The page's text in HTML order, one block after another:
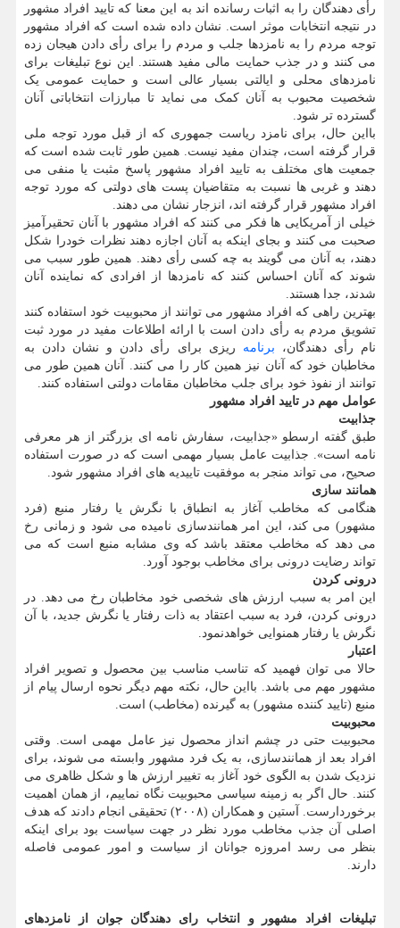
رأی دهندگان را به اثبات رسانده اند به این معنا که تایید افراد مشهور
در نتیجه انتخابات موثر است. نشان داده شده است که افراد مشهور
توجه مردم را به نامزدها جلب و مردم را برای رأی دادن هیجان زده
می کنند و در جذب حمایت مالی مفید هستند. این نوع تبلیغات برای
نامزدهای محلی و ایالتی بسیار عالی است و حمایت عمومی یک
شخصیت محبوب به آنان کمک می نماید تا مبارزات انتخاباتی آنان
گسترده تر شود.
بااین حال، برای نامزد ریاست جمهوری که از قبل مورد توجه ملی
قرار گرفته است، چندان مفید نیست. همین طور ثابت شده است که
جمعیت های مختلف به تایید افراد مشهور پاسخ مثبت یا منفی می
دهند و غربی ها نسبت به متقاضیان پست های دولتی که مورد توجه
افراد مشهور قرار گرفته اند، انزجار نشان می دهند.
خیلی از آمریکایی ها فکر می کنند که افراد مشهور با آنان تحقیرآمیز
صحبت می کنند و بجای اینکه به آنان اجازه دهند نظرات خودرا شکل
دهند، به آنان می گویند به چه کسی رأی دهند. همین طور سبب می
شوند که آنان احساس کنند که نامزدها از افرادی که نماینده آنان
شدند، جدا هستند.
بهترین راهی که افراد مشهور می توانند از محبوبیت خود استفاده کنند
تشویق مردم به رأی دادن است با ارائه اطلاعات مفید در مورد ثبت
نام رأی دهندگان، برنامه ریزی برای رأی دادن و نشان دادن به
مخاطبان خود که آنان نیز همین کار را می کنند. آنان همین طور می
توانند از نفوذ خود برای جلب مخاطبان مقامات دولتی استفاده کنند.
عوامل مهم در تایید افراد مشهور
جذابیت
طبق گفته ارسطو «جذابیت، سفارش نامه ای بزرگتر از هر معرفی
نامه است». جذابیت عامل بسیار مهمی است که در صورت استفاده
صحیح، می تواند منجر به موفقیت تاییدیه های افراد مشهور شود.
همانند سازی
هنگامی که مخاطب آغاز به انطباق با نگرش یا رفتار منبع (فرد
مشهور) می کند، این امر همانندسازی نامیده می شود و زمانی رخ
می دهد که مخاطب معتقد باشد که وی مشابه منبع است که می
تواند رضایت درونی برای مخاطب بوجود آورد.
درونی کردن
این امر به سبب ارزش های شخصی خود مخاطبان رخ می دهد. در
درونی کردن، فرد به سبب اعتقاد به ذات رفتار یا نگرش جدید، با آن
نگرش یا رفتار همنوایی خواهدنمود.
اعتبار
حالا می توان فهمید که تناسب مناسب بین محصول و تصویر افراد
مشهور مهم می باشد. بااین حال، نکته مهم دیگر نحوه ارسال پیام از
منبع (تایید کننده مشهور) به گیرنده (مخاطب) است.
محبوبیت
محبوبیت حتی در چشم انداز محصول نیز عامل مهمی است. وقتی
افراد بعد از همانندسازی، به یک فرد مشهور وابسته می شوند، برای
نزدیک شدن به الگوی خود آغاز به تغییر ارزش ها و شکل ظاهری می
کنند. حال اگر به زمینه سیاسی محبوبیت نگاه نماییم، از همان اهمیت
برخوردارست. آستین و همکاران (۲۰۰۸) تحقیقی انجام دادند که هدف
اصلی آن جذب مخاطب مورد نظر در جهت سیاست بود برای اینکه
بنظر می رسد امروزه جوانان از سیاست و امور عمومی فاصله
دارند.
تبلیغات افراد مشهور و انتخاب رای دهندگان جوان از نامزدهای